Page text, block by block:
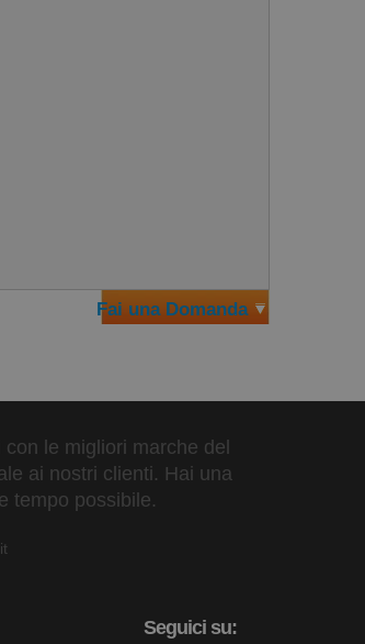
Fai una Domanda
le migliori marche del
ai nostri clienti. Hai una
tempo possibile.
Seguici su: